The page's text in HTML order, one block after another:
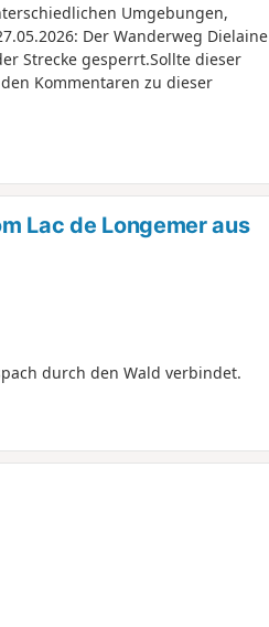
Umgebungen,
Der Wanderweg Dielaine
Strecke gesperrt.Sollte dieser
Kommentaren zu dieser
Lac de Longemer aus
durch den Wald verbindet.